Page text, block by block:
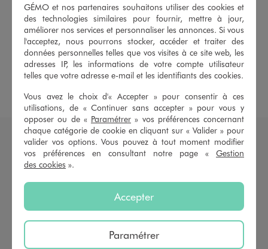
CHAUSSURES POUR TOUTE LA FAMILLE
Pantalon de soirée Robe de soirée
Jupe de soirée Tenue de cérémonie femme
LE HAUT À PAILLETTES OU À STRASS :
L’ÉCLAT MODE AU SERVICE DE LA FEMME
MODERNE
pouvoir de transformer instantanément une tenue. Le
fait partie de ces incontournables qui
look. Véritable symbole de fête et de confiance en soi, il s’impose
comme l’allié parfait pour les femmes en quête d’un style affirmé
GÉMO et nos partenaires souhaitons utiliser des cookies et
des technologies similaires pour fournir, mettre à jour,
améliorer nos services et personnaliser les annonces. Si vous
l'acceptez, nous pourrons stocker, accéder et traiter des
données personnelles telles que vos visites à ce site web, les
adresses IP, les informations de votre compte utilisateur
telles que votre adresse e-mail et les identifiants des cookies.
Vous avez le choix d'« Accepter » pour consentir à ces
utilisations, de « Continuer sans accepter » pour vous y
opposer ou de « Paramétrer » vos préférences concernant
chaque catégorie de cookie en cliquant sur « Valider » pour
valider vos options. Vous pouvez à tout moment modifier
vos préférences en consultant notre page « Gestion
des cookies ».
Accepter
Paramétrer